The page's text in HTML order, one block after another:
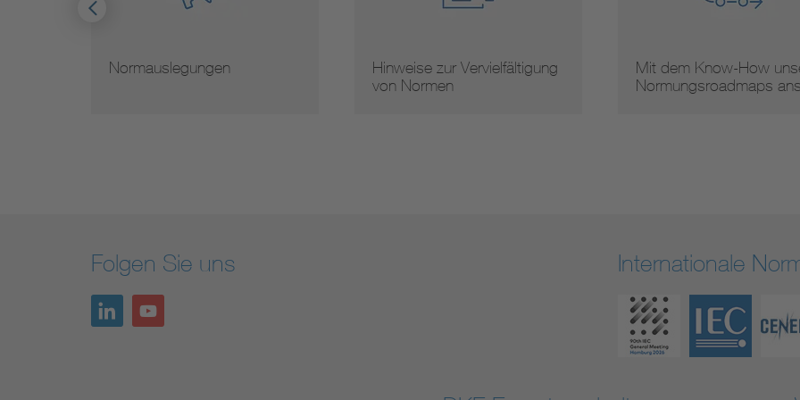
Normauslegungen
Hinweise zur Vervielfältigung
von Normen
Mit dem Know-How
Normungsroadmaps
Folgen Sie uns Internationale